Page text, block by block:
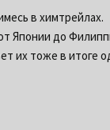
в химтрейлах.
Японии до
их тоже в итоге